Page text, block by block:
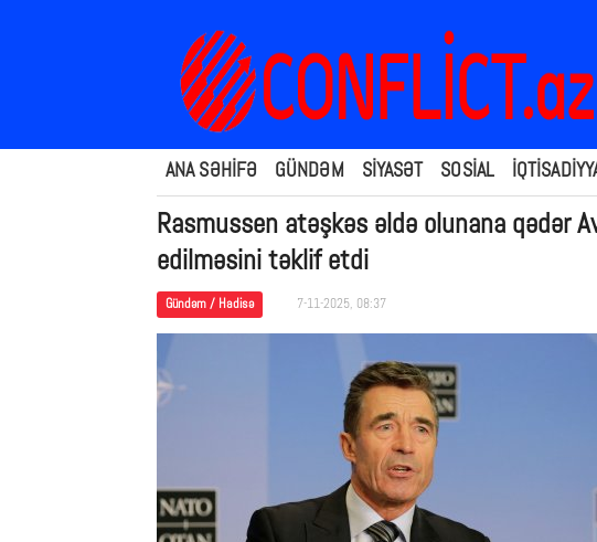
ANA SƏHİFƏ GÜNDƏM SİYASƏT SOSİAL
Rasmussen atəşkəs əldə olunana qədər
edilməsini təklif etdi
Gündəm / Hadisə 7-11-2025, 08:37